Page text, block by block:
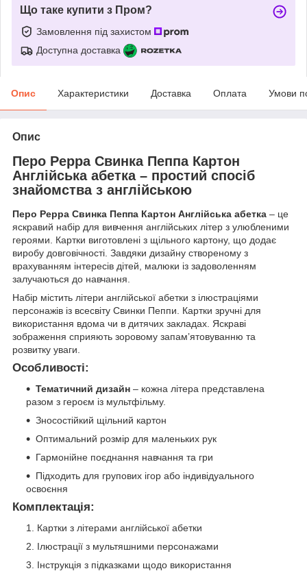
Що таке купити з Пром?
Замовлення під захистом
Доступна доставка
Опис Характеристики Доставка Оплата Умови
Опис
Перо Peppa Свинка Пеппа Картон
Англійська абетка – простий спосіб
знайомства з англійською
Перо Peppa Свинка Пеппа Картон Англійська абетка – це
яскравий набір для вивчення англійських літер з улюбленими
героями. Картки виготовлені з щільного картону, що додає
виробу довговічності. Завдяки дизайну створеному з
врахуванням інтересів дітей, малюки із задоволенням
залучаються до навчання.
Набір містить літери англійської абетки з ілюстраціями
персонажів із всесвіту Свинки Пеппи. Картки зручні для
використання вдома чи в дитячих закладах. Яскраві
зображення сприяють зоровому запамʼятовуванню та
розвитку уваги.
Особливості:
Тематичний дизайн – кожна літера представлена
разом з героєм із мультфільму.
Зносостійкий щільний картон
Оптимальний розмір для маленьких рук
Гармонійне поєднання навчання та гри
Підходить для групових ігор або індивідуального
освоєння
Комплектація:
Картки з літерами англійської абетки
Ілюстрації з мультяшними персонажами
Інструкція з підказками щодо використання